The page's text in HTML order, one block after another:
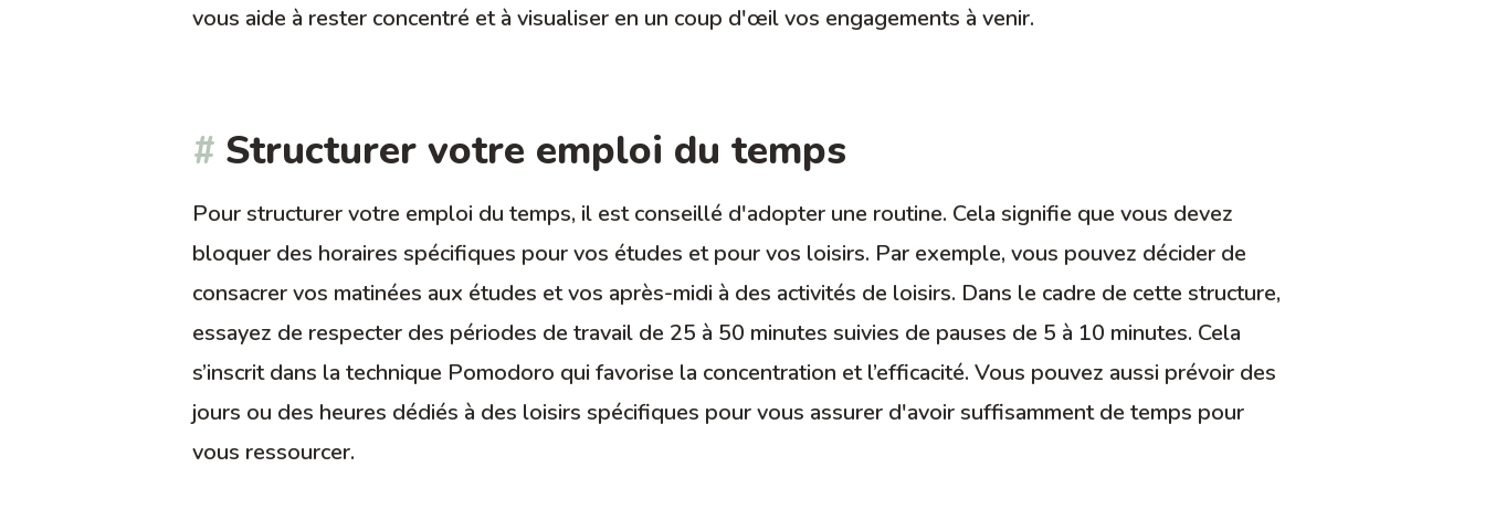
vous aide à rester concentré et à visualiser en un coup d'œil vos engagements à venir.
Structurer votre emploi du temps
Pour structurer votre emploi du temps, il est conseillé d'adopter une routine. Cela signifie que vous devez
bloquer des horaires spécifiques pour vos études et pour vos loisirs. Par exemple, vous pouvez décider de
consacrer vos matinées aux études et vos après-midi à des activités de loisirs. Dans le cadre de cette structure,
essayez de respecter des périodes de travail de 25 à 50 minutes suivies de pauses de 5 à 10 minutes. Cela
s’inscrit dans la technique Pomodoro qui favorise la concentration et l’efficacité. Vous pouvez aussi prévoir des
jours ou des heures dédiés à des loisirs spécifiques pour vous assurer d'avoir suffisamment de temps pour
vous ressourcer.